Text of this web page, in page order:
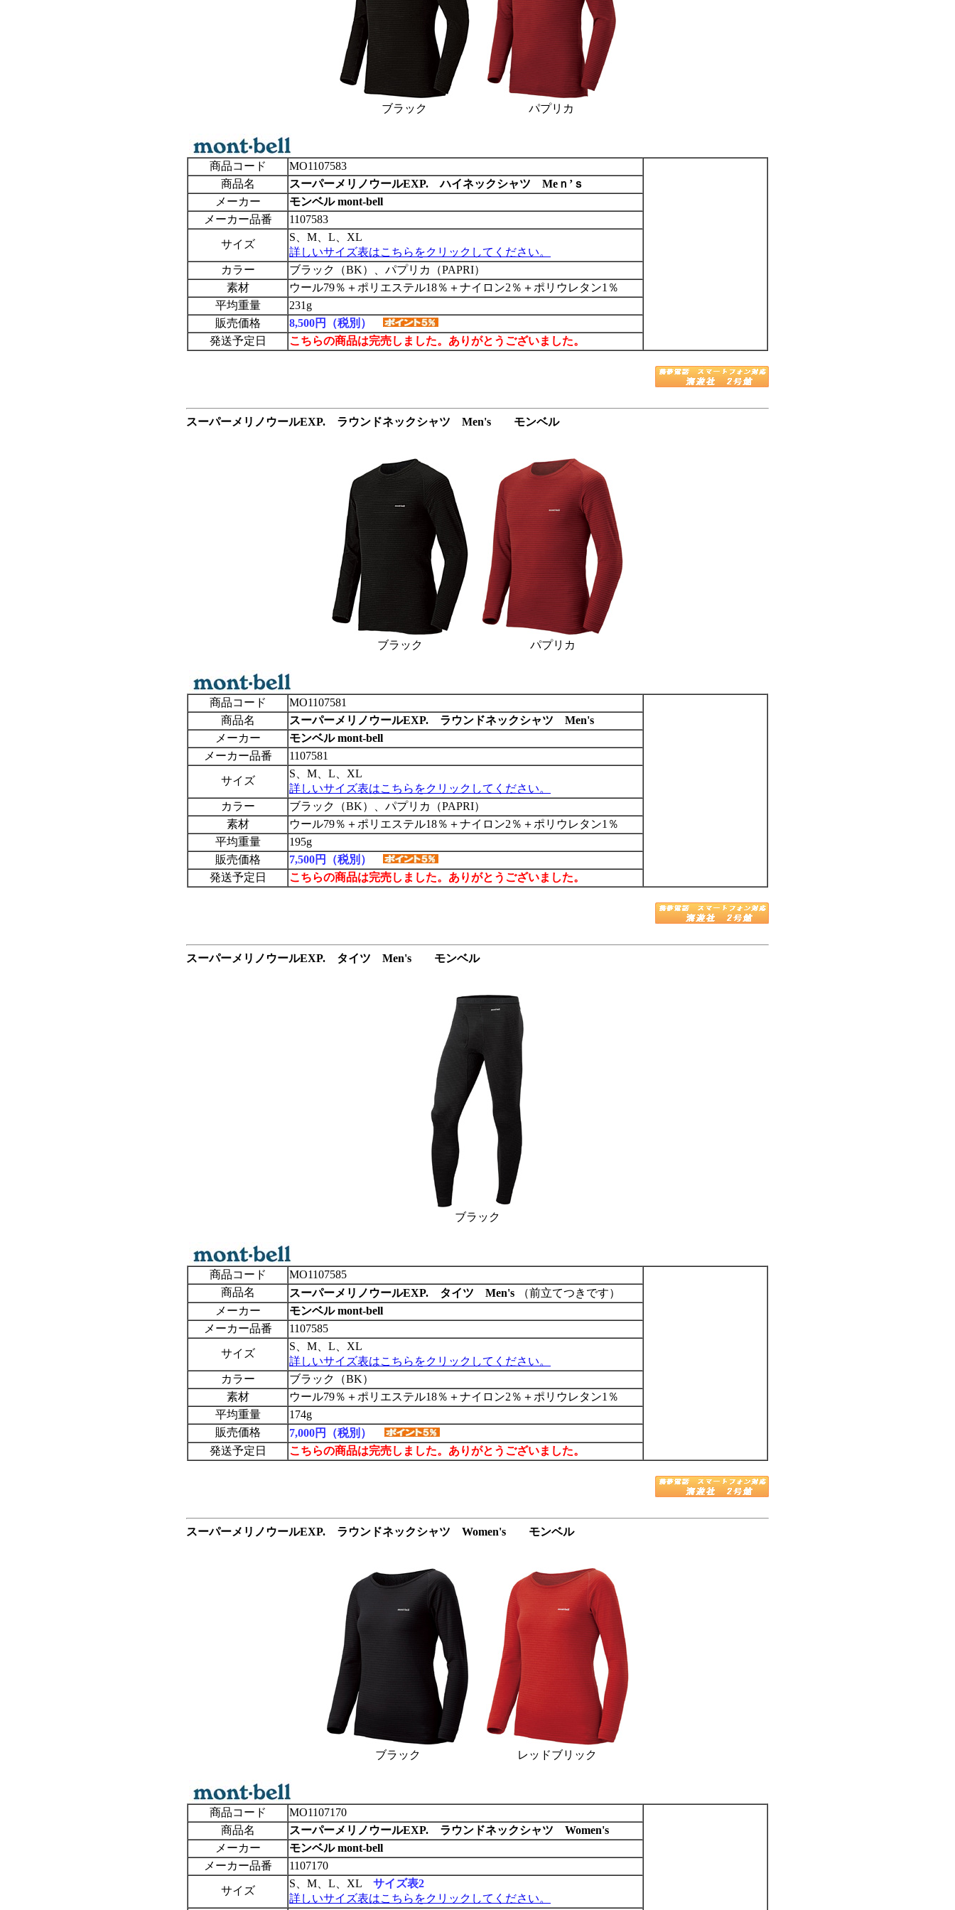
ブラック パプリカ
商品コード
MO1107583
商品名
スーパーメリノウールEXP. ハイネックシャツ Meｎ’ｓ
メーカー
モンベル mont-bell
メーカー品番
1107583
サイズ
S、M、L、XL
詳しいサイズ表はこちらをクリックしてください。
カラー
ブラック（BK）、パプリカ（PAPRI）
素材
ウール79％＋ポリエステル18％＋ナイロン2％＋ポリウレタン1％
平均重量
231g
販売価格
8,500円（税別）
発送予定日
こちらの商品は完売しました。ありがとうございました。
スーパーメリノウールEXP. ラウンドネックシャツ Men's モンベル
ブラック パプリカ
商品コード
MO1107581
商品名
スーパーメリノウールEXP. ラウンドネックシャツ Men's
メーカー
モンベル mont-bell
メーカー品番
1107581
サイズ
S、M、L、XL
詳しいサイズ表はこちらをクリックしてください。
カラー
ブラック（BK）、パプリカ（PAPRI）
素材
ウール79％＋ポリエステル18％＋ナイロン2％＋ポリウレタン1％
平均重量
195g
販売価格
7,500円（税別）
発送予定日
こちらの商品は完売しました。ありがとうございました。
スーパーメリノウールEXP. タイツ Men's モンベル
ブラック
商品コード
MO1107585
商品名
スーパーメリノウールEXP. タイツ Men's
（前立てつきです）
メーカー
モンベル mont-bell
メーカー品番
1107585
サイズ
S、M、L、XL
詳しいサイズ表はこちらをクリックしてください。
カラー
ブラック（BK）
素材
ウール79％＋ポリエステル18％＋ナイロン2％＋ポリウレタン1％
平均重量
174g
販売価格
7,000円（税別）
発送予定日
こちらの商品は完売しました。ありがとうございました。
スーパーメリノウールEXP. ラウンドネックシャツ Women's モンベル
ブラック レッドブリック
商品コード
MO1107170
商品名
スーパーメリノウールEXP. ラウンドネックシャツ Women's
メーカー
モンベル mont-bell
メーカー品番
1107170
サイズ
S、M、L、XL サイズ表2
詳しいサイズ表はこちらをクリックしてください。